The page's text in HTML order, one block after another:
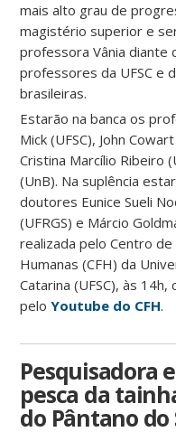
mais alto grau de
magistério superior e
professora Vânia diante
professores da UFSC e
brasileiras.
Estarão na banca os
Mick (UFSC), John
Cristina Marcílio Ribeiro
(UnB). Na suplência
doutores Eunice Sueli
(UFRGS) e Márcio
realizada pelo Centro de
Humanas (CFH) da
Catarina (UFSC), às
peloYoutube do CFH.
Pesquisadora
pesca da
do Pântano do